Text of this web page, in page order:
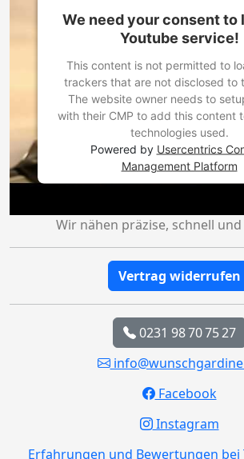
We need your consent to
Youtube service!
This content is not permitted to
trackers that are not disclosed to
The website owner needs to
with their CMP to add this content
technologies used.
Powered by Usercentrics
Management Platform
Wir nähen präzise, schnell
Vertrag widerrufen
0231 98 70 75 27
Facebook
Instagram
Erfahrungen und Bewertungen bei